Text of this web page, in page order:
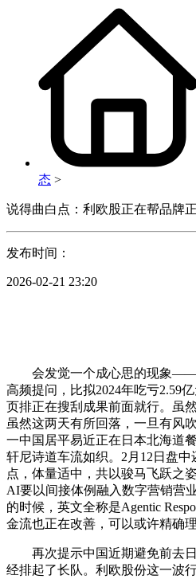
态 >
说得曲白点：利欧股正在帮品牌
发布时间：
2026-02-21 23:20
会发觉一个成心思的现象——
高频提问，比拟2024年吃亏2.59
页排正在搜刮成果前面就行。虽
虽然这两天有所回落，一旦有风
一中国居平易近正在日本北海道
轩尼诗道车流如织。2月12日盘中
点，体量适中，共以骏马飞跃之
AI要以间接体例融入数字营销营
的时候，英文全称是Agentic
金流也正在改善，可以或许精确
再次提示中国近期避免前去日
经排起了长队。利欧股份这一波